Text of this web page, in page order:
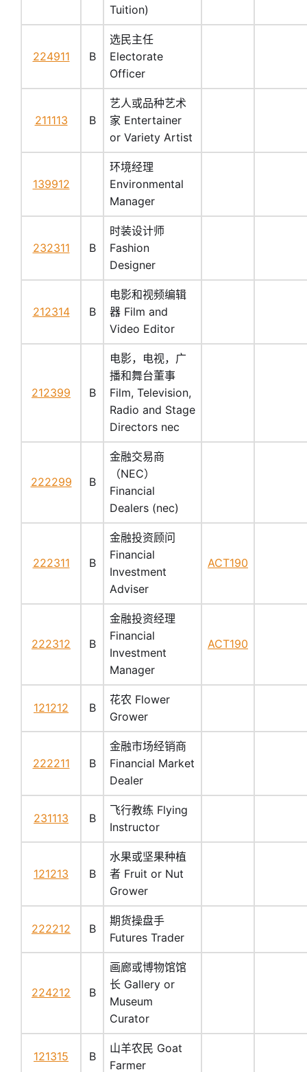
Tuition)
224911 B
选民主任
Electorate
Officer
211113 B
艺人或品种艺术
家 Entertainer
or Variety Artist
139912
环境经理
Environmental
Manager
232311 B
时装设计师
Fashion
Designer
212314 B
电影和视频编辑
器 Film and
Video Editor
212399 B
电影，电视，广
播和舞台董事
Film, Television,
Radio and Stage
Directors nec
222299 B
金融交易商
（NEC）
Financial
Dealers (nec)
222311 B
金融投资顾问
Financial
Investment
Adviser
ACT190
222312 B
金融投资经理
Financial
Investment
Manager
ACT190
121212 B
花农 Flower
Grower
222211 B
金融市场经销商
Financial Market
Dealer
231113 B
飞行教练 Flying
Instructor
121213 B
水果或坚果种植
者 Fruit or Nut
Grower
222212 B
期货操盘手
Futures Trader
224212 B
画廊或博物馆馆
长 Gallery or
Museum
Curator
121315 B
山羊农民 Goat
Farmer